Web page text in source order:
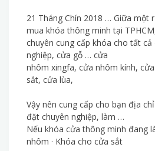
21 Tháng Chín 2018 … Giữa một
mua khóa thông minh tại
chuyên cung cấp khóa cho tất
nghiệp, cửa gỗ … cửa
nhôm xingfa, cửa nhôm kính,
sắt, cửa lùa,
Vậy nên cung cấp cho bạn địa
đặt chuyên nghiệp, làm …
Nếu khóa cửa thông minh đang
nhôm · Khóa cho cửa sắt